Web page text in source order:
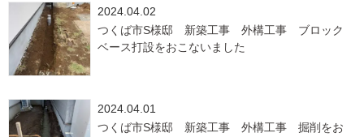
2024.04.02
つくば市S様邸 新築工事 外構工事 ブロック
ベース打設をおこないました
2024.04.01
つくば市S様邸 新築工事 外構工事 掘削をお